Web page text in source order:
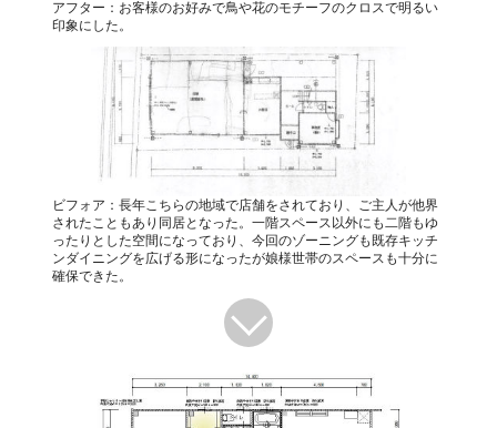
アフター：お客様のお好みで鳥や花のモチーフのクロスで明るい
印象にした。
ビフォア：長年こちらの地域で店舗をされており、ご主人が他界
されたこともあり同居となった。一階スペース以外にも二階もゆ
ったりとした空間になっており、今回のゾーニングも既存キッチ
ンダイニングを広げる形になったが娘様世帯のスペースも十分に
確保できた。